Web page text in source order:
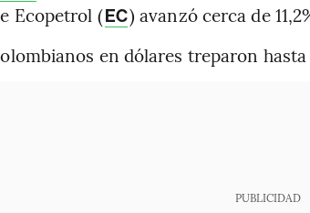
Ecopetrol (EC) avanzó cerca de
en dólares treparon
PUBLICIDAD